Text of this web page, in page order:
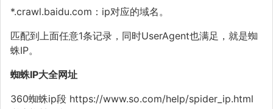
*.crawl.baidu.com：ip对应的域名。
匹配到上面任意1条记录，同时UserAgent也满足，就是蜘
蛛IP。
蜘蛛IP大全网址
360蜘蛛ip段 https://www.so.com/help/spider_ip.html